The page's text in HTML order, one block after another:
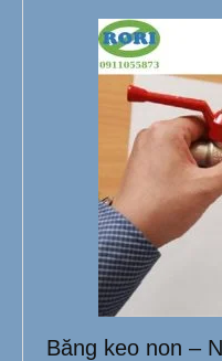
Băng keo non –